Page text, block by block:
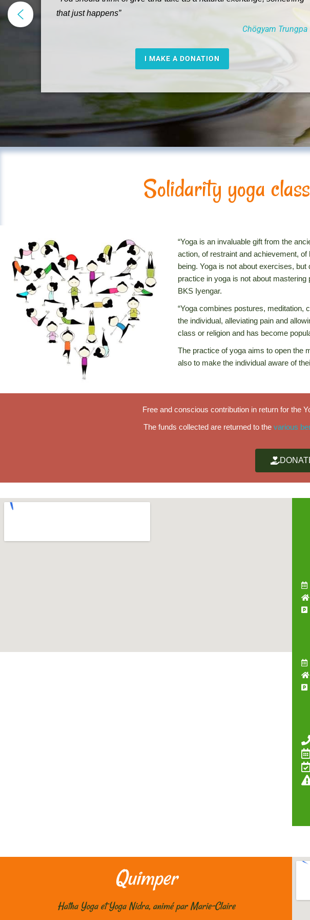
that just happens”
Chögyam Trungpa
I MAKE A DONATION
Solidarity yoga
“Yoga is an invaluable gift from the
action, of restraint and achievement,
being. Yoga is not about exercises,
practice in yoga is not about
BKS Iyengar.
“Yoga combines postures, meditation,
the individual, alleviating pain and
class or religion and has become
The practice of yoga aims to open the
also to make the individual aware of
Free and conscious contribution in return for the
The funds collected are returned to the various
Quimper
Hatha Yoga et Yoga Nidra, animé par Marie-Claire